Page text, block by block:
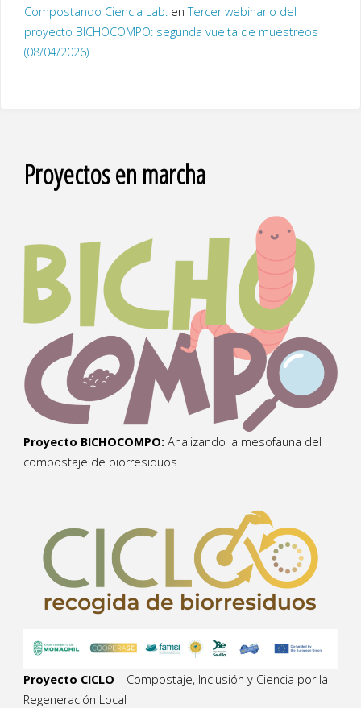
Compostando Ciencia Lab.enTercer webinario del
proyecto BICHOCOMPO: segunda vuelta de muestreos
(08/04/2026)
Proyectos en marcha
Proyecto BICHOCOMPO: Analizando la mesofauna del
compostaje de biorresiduos
Proyecto CICLO – Compostaje, Inclusión y Ciencia por la
Regeneración Local